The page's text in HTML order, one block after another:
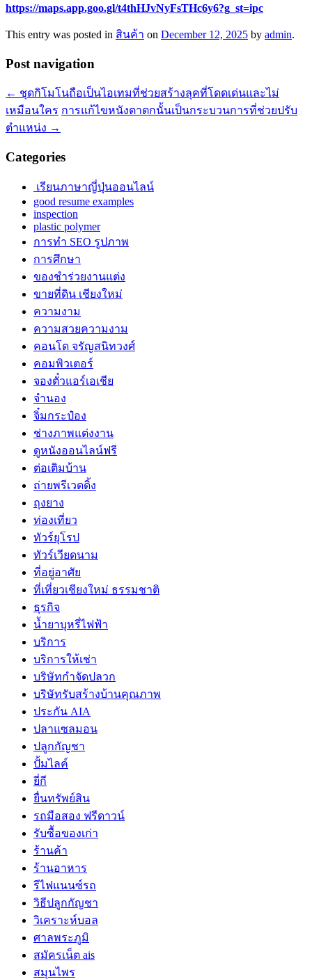
https://maps.app.goo.gl/t4thHJvNyFsTHc6y6?g_st=ipc
This entry was posted in สินค้า on December 12, 2025 by admin.
Post navigation
← ชุดกิโมโนถือเป็นไอเทมที่ช่วยสร้างลุคที่โดดเด่นและไม่
เหมือนใคร การแก้ไขหนังตาตกนั้นเป็นกระบวนการที่ช่วยปรับ
ตำแหน่ง →
Categories
เรียนภาษาญี่ปุ่นออนไลน์
good resume examples
inspection
plastic polymer
การทำ SEO รูปภาพ
การศึกษา
ของชำร่วยงานแต่ง
ขายที่ดิน เชียงใหม่
ความงาม
ความสวยความงาม
คอนโด จรัญสนิทวงศ์
คอมพิวเตอร์
จองตั๋วแอร์เอเชีย
จำนอง
จิ๋มกระป๋อง
ช่างภาพแต่งงาน
ดูหนังออนไลน์ฟรี
ต่อเติมบ้าน
ถ่ายพรีเวดดิ้ง
ถุงยาง
ท่องเที่ยว
ทัวร์ยุโรป
ทัวร์เวียดนาม
ที่อยู่อาศัย
ที่เที่ยวเชียงใหม่ ธรรมชาติ
ธุรกิจ
น้ำยาบุหรี่ไฟฟ้า
บริการ
บริการให้เช่า
บริษัทกำจัดปลวก
บริษัทรับสร้างบ้านคุณภาพ
ประกัน AIA
ปลาแซลมอน
ปลูกกัญชา
ปั้มไลค์
ยี่กี
ยื่นทรัพย์สิน
รถมือสอง ฟรีดาวน์
รับซื้อของเก่า
ร้านค้า
ร้านอาหาร
รีไฟแนนซ์รถ
วิธีปลูกกัญชา
วิเคราะห์บอล
ศาลพระภูมิ
สมัครเน็ต ais
สมุนไพร